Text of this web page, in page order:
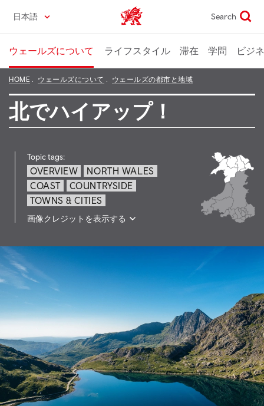
content
日本語 Wales home Search
ウェールズについて ライフスタイル 滞在 学問 ビジ
HOME ウェールズについて ウェールズの都市と地域
北でハイアップ！
Topic tags:
OVERVIEW
NORTH WALES
COAST
COUNTRYSIDE
TOWNS & CITIES
画像クレジットを表示する